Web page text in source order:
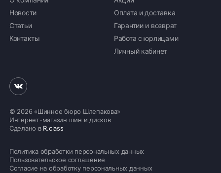
Новости
Статьи
Контакты
Оплата и доставка
Гарантии и возврат
Работа с юрлицами
Личный кабинет
© 2026 «Шинное бюро Шлепакова»
Интернет-магазин шин и дисков
Сделано в R.class
Политика обработки персональных данных
Пользовательское соглашение
Согласие на обработку персональных данных